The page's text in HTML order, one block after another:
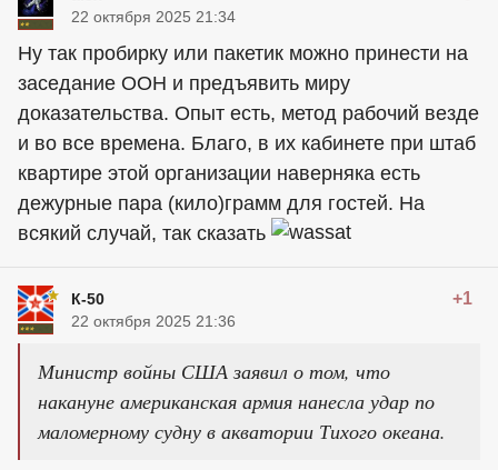
22 октября 2025 21:34
Ну так пробирку или пакетик можно принести на
заседание ООН и предъявить миру
доказательства. Опыт есть, метод рабочий везде
и во все времена. Благо, в их кабинете при штаб
квартире этой организации наверняка есть
дежурные пара (кило)грамм для гостей. На
всякий случай, так сказать
К-50 +1
22 октября 2025 21:36
Министр войны США заявил о том, что
накануне американская армия нанесла удар по
маломерному судну в акватории Тихого океана.